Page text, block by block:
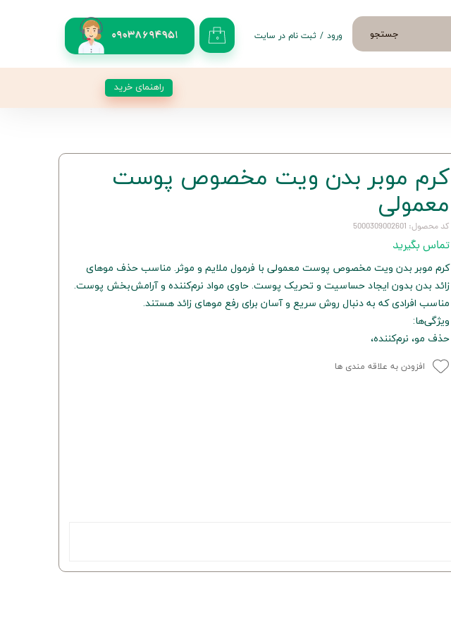
09038694951 جستجو ۰ ورود / ثبت نام در سایت
راهنمای خرید
کرم موبر بدن ویت مخصوص پوست
معمولی
کد محصول: 5000309002601
تماس بگیرید
کرم موبر بدن ویت مخصوص پوست معمولی با فرمول ملایم و موثر. مناسب حذف موهای
زائد بدن بدون ایجاد حساسیت و تحریک پوست. حاوی مواد نرم‌کننده و آرامش‌بخش پوست.
مناسب افرادی که به دنبال روش سریع و آسان برای رفع موهای زائد هستند.
ویژگی‌ها:
حذف مو، نرم‌کننده،
افزودن به علاقه مندی ها